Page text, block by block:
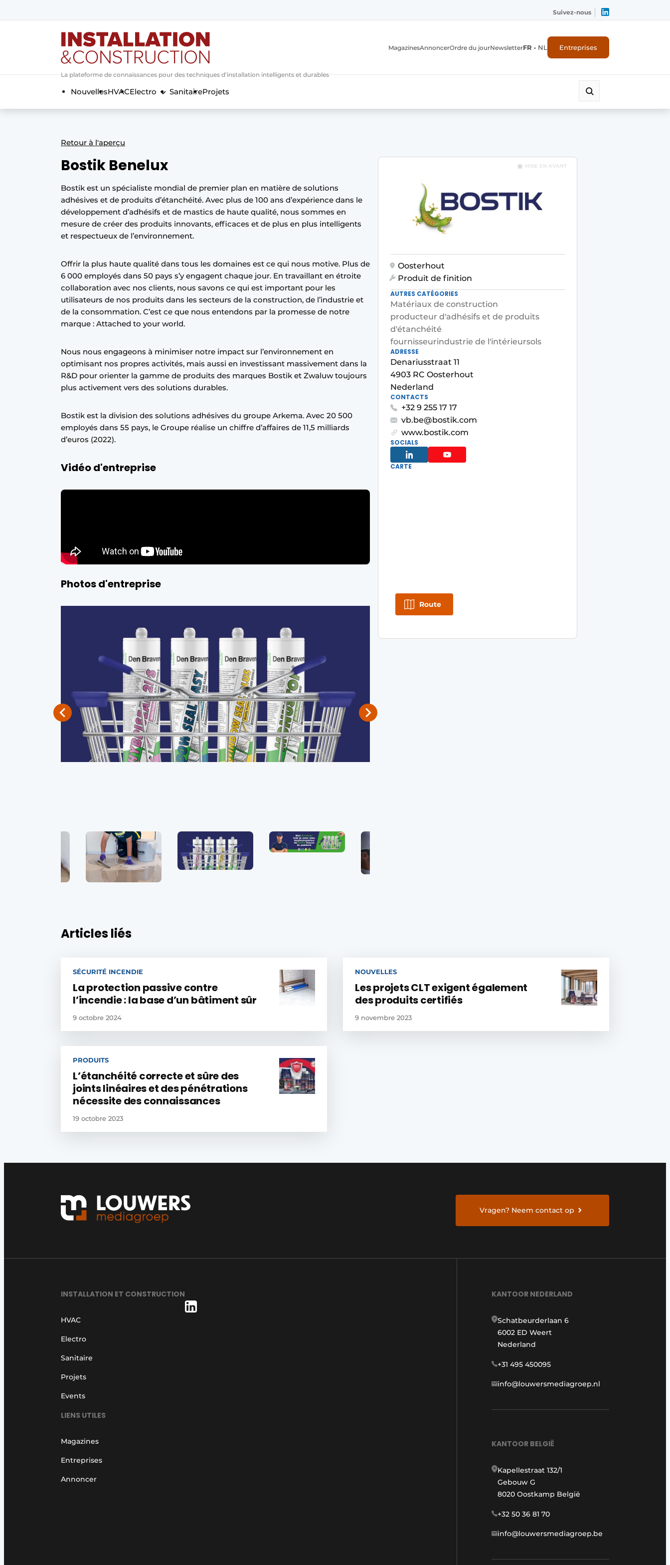
Annoncer
Banner overzicht
Contact
Home
Meest gelezen
Newsletter
Podcasts
Privacy / Cookie statement
S’inscrire à l’événement
Termes et conditions
Video’s
Suivez-nous
La plateforme de connaissances pour des techniques d’installation intelligents et durables
MagazinesAnnoncerOrdre du jourNewsletterFR • NL Entreprises
NouvellesHVACElectro SanitaireProjets
Retour à l'aperçu
Bostik Benelux
Bostik est un spécialiste mondial de premier plan en matière de solutions
adhésives et de produits d’étanchéité. Avec plus de 100 ans d’expérience dans le
développement d’adhésifs et de mastics de haute qualité, nous sommes en
mesure de créer des produits innovants, efficaces et de plus en plus intelligents
et respectueux de l’environnement.
Offrir la plus haute qualité dans tous les domaines est ce qui nous motive. Plus de
6 000 employés dans 50 pays s’y engagent chaque jour. En travaillant en étroite
collaboration avec nos clients, nous savons ce qui est important pour les
utilisateurs de nos produits dans les secteurs de la construction, de l’industrie et
de la consommation. C’est ce que nous entendons par la promesse de notre
marque : Attached to your world.
Nous nous engageons à minimiser notre impact sur l’environnement en
optimisant nos propres activités, mais aussi en investissant massivement dans la
R&D pour orienter la gamme de produits des marques Bostik et Zwaluw toujours
plus activement vers des solutions durables.
Bostik est la division des solutions adhésives du groupe Arkema. Avec 20 500
employés dans 55 pays, le Groupe réalise un chiffre d’affaires de 11,5 milliards
d’euros (2022).
Vidéo d'entreprise
Photos d'entreprise
MISE EN AVANT
Oosterhout
Produit de finition
AUTRES CATÉGORIES
Matériaux de construction
producteur d'adhésifs et de produits
d'étanchéité
fournisseurindustrie de l'intérieursols
ADRESSE
Denariusstraat 11
4903 RC Oosterhout
Nederland
CONTACTS
+32 9 255 17 17
vb.be@bostik.com
www.bostik.com
SOCIALS
CARTE
Route
Articles liés
SÉCURITÉ INCENDIE
La protection passive contre
l’incendie : la base d’un bâtiment sûr
9 octobre 2024
NOUVELLES
Les projets CLT exigent également
des produits certifiés
9 novembre 2023
PRODUITS
L’étanchéité correcte et sûre des
joints linéaires et des pénétrations
nécessite des connaissances
19 octobre 2023
Vragen? Neem contact op
INSTALLATION ET CONSTRUCTION
HVAC
Electro
Sanitaire
Projets
Events
LIENS UTILES
Magazines
Entreprises
Annoncer
KANTOOR NEDERLAND
Schatbeurderlaan 6
6002 ED Weert
Nederland
+31 495 450095
info@louwersmediagroep.nl
KANTOOR BELGIË
Kapellestraat 132/1
Gebouw G
8020 Oostkamp België
+32 50 36 81 70
info@louwersmediagroep.be